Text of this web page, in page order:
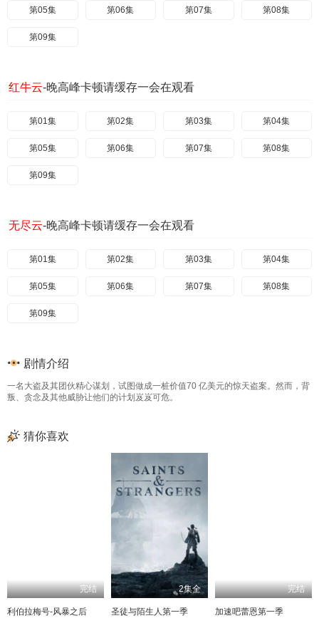
第05集 第06集 第07集 第08集
第09集
红牛云-晚高峰卡顿请缓存一会在观看
第01集 第02集 第03集 第04集
第05集 第06集 第07集 第08集
第09集
无尽云-晚高峰卡顿请缓存一会在观看
第01集 第02集 第03集 第04集
第05集 第06集 第07集 第08集
第09集
剧情介绍
一名大盗及其团伙精心谋划，试图做成一桩价值70 亿美元的惊天盗案。然而，背
叛、贪念及其他威胁让他们的计划岌岌可危。
猜你喜欢
完结
利伯拉梅号-风暴之后
2集全
圣徒与陌生人第一季
完结
加速吧蕾恩第一季